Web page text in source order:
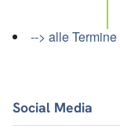
--> alle Termine
Social Media